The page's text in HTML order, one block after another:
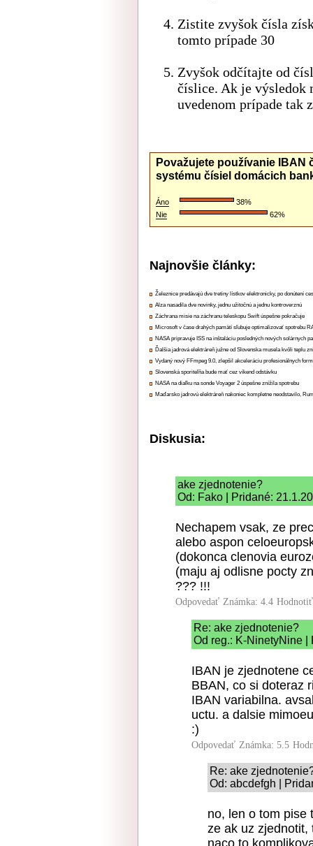
Zistite zvyšok čísla
tomto prípade 30
Zvyšok odčítajte od
číslice. Ak je výsledok
uvedenom prípade tak
Považujete používanie IBAN
systému čísiel domácich
Áno
38%
Nie
62%
Najnovšie články:
Železnice predávajú dve tretiny lístkov elektronicky, po donútení
Alza nasadila dve novinky, jednu užitočnú a jednu kontroverznú
Záchrana misie na záchranu teleskopu Swift úspešne pokračuje
Microsoft v čase drahých pamätí sľubuje optimalizovať spotrebu
NASA pripravuje ISS na inštaláciu posledných nových solárnych
Ďalšia jadrová elektráreň južne od Slovenska musela kvôli teplu
Vydaný nový FFmpeg 9.0, zlepšil akceleráciu profesionálnych
Slovenská sporiteľňa bude mať cez víkend odstávku
NASA na diaľku na sonde Voyager 2 úspešne znížila spotrebu
Maďarsko jadrovú elektráreň nakoniec kompletne neodstavilo,
Diskusia:
ake zjednotenie?
Od: Fako | Pridané:
Nechapem vsak, ze
alebo aspon
(dokonca clenovia
(maju aj odlisne pocty
??? !!!
Odpovedať Známka: 4.4
Re: ake zjednotenie?
Od reg.: K-NinetyNine |
IBAN je zjednotene
BBAN, co si doteraz
IBAN variabilna.
uctu. a dalsie
:)
Odpovedať Známka: 5.5
Re: ake
Od: abcdefgh |
no, len o tom pise
ze ak uz zjednotit,